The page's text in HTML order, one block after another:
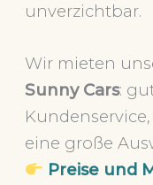
unverzichtbar.
Wir mieten
Sunny Cars:
eine große
Preise und